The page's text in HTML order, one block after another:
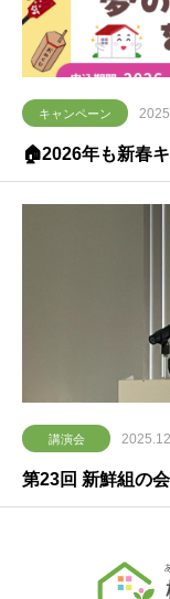
キャンペーン
🏠2026年も新春
講演会
第23回 新鮮組の